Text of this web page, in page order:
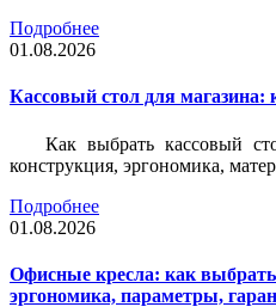
Подробнее
01.08.2026
Кассовый стол для магазина:
Как выбрать кассовый
конструкция, эргономика,
Подробнее
01.08.2026
Офисные кресла: как
эргономика, параметры,